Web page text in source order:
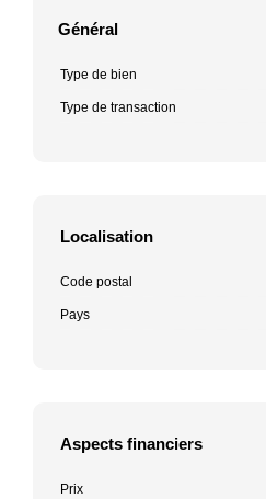
Général
Type de bien
Type de transaction
Localisation
Code postal
Pays
Aspects financiers
Prix